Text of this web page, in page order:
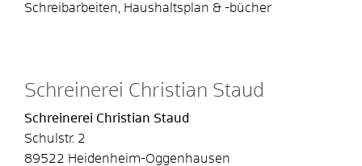
Schreibarbeiten, Haushaltsplan & -bücher
Schreinerei Christian Staud
Schreinerei Christian Staud
Schulstr. 2
89522 Heidenheim-Oggenhausen